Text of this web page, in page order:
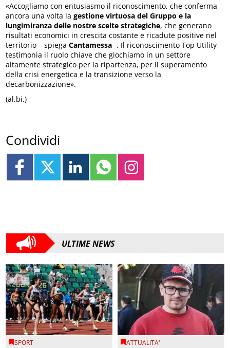
«Accogliamo con entusiasmo il riconoscimento, che conferma
ancora una volta lagestione virtuosa del Gruppo e la
lungimiranza delle nostre scelte strategiche, che generano
risultati economici in crescita costante e ricadute positive nel
territorio – spiegaCantamessa -. Il riconoscimento Top Utility
testimonia il ruolo chiave che giochiamo in un settore
altamente strategico per la ripartenza, per il superamento
della crisi energetica e la transizione verso la
decarbonizzazione».
(al.bi.)
Condividi
ULTIME NEWS
SPORT ATTUALITA'